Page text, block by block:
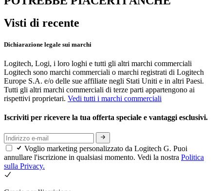
Visti di recente
Dichiarazione legale sui marchi
Logitech, Logi, i loro loghi e tutti gli altri marchi commerciali
Logitech sono marchi commerciali o marchi registrati di Logitech
Europe S.A. e/o delle sue affiliate negli Stati Uniti e in altri Paesi.
Tutti gli altri marchi commerciali di terze parti appartengono ai
rispettivi proprietari. Vedi tutti i marchi commerciali
Iscriviti per ricevere la tua offerta speciale e vantaggi esclusivi.
Voglio marketing personalizzato da Logitech G. Puoi
annullare l'iscrizione in qualsiasi momento. Vedi la nostra Politica
sulla Privacy.